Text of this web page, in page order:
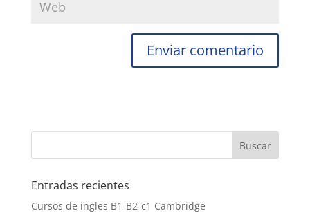
Entradas recientes
Cursos de ingles B1-B2-c1 Cambridge